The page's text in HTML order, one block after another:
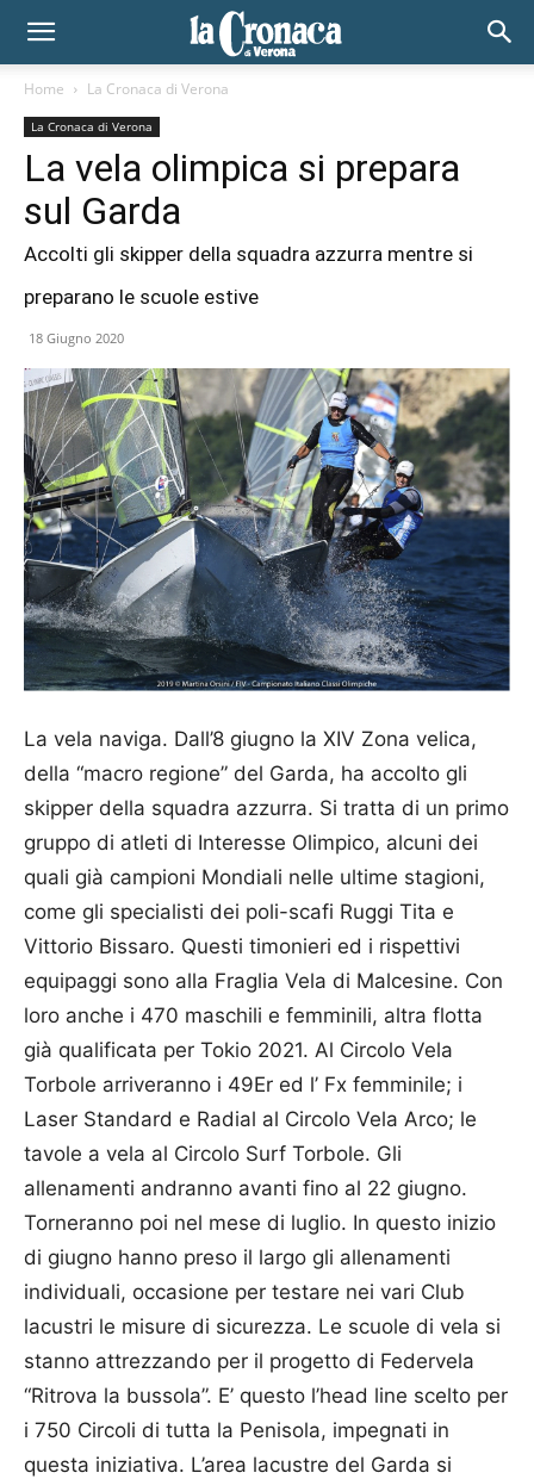
Home La Cronaca di Verona
La Cronaca di Verona
La vela olimpica si prepara
sul Garda
Accolti gli skipper della squadra azzurra mentre si
preparano le scuole estive
18 Giugno 2020
La vela naviga. Dall’8 giugno la XIV Zona velica,
della “macro regione” del Garda, ha accolto gli
skipper della squadra azzurra. Si tratta di un primo
gruppo di atleti di Interesse Olimpico, alcuni dei
quali già campioni Mondiali nelle ultime stagioni,
come gli specialisti dei poli-scafi Ruggi Tita e
Vittorio Bissaro. Questi timonieri ed i rispettivi
equipaggi sono alla Fraglia Vela di Malcesine. Con
loro anche i 470 maschili e femminili, altra flotta
già qualificata per Tokio 2021. Al Circolo Vela
Torbole arriveranno i 49Er ed l’ Fx femminile; i
Laser Standard e Radial al Circolo Vela Arco; le
tavole a vela al Circolo Surf Torbole. Gli
allenamenti andranno avanti fino al 22 giugno.
Torneranno poi nel mese di luglio. In questo inizio
di giugno hanno preso il largo gli allenamenti
individuali, occasione per testare nei vari Club
lacustri le misure di sicurezza. Le scuole di vela si
stanno attrezzando per il progetto di Federvela
“Ritrova la bussola”. E’ questo l’head line scelto per
i 750 Circoli di tutta la Penisola, impegnati in
questa iniziativa. L’area lacustre del Garda si